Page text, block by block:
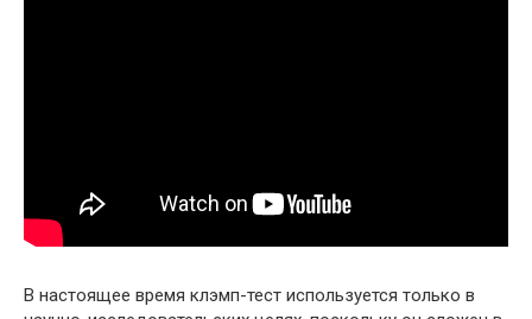
В настоящее время клэмп-тест используется только в